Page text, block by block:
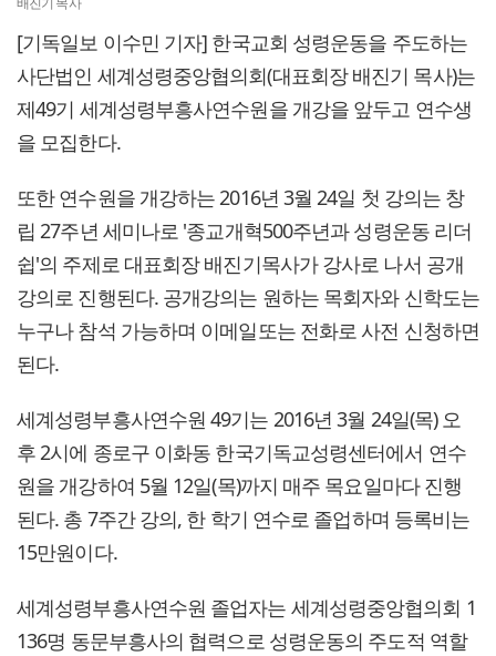
[기독일보 이수민 기자] 한국교회 성령운동을 주도하는
사단법인 세계성령중앙협의회(대표회장 배진기 목사)는
제49기 세계성령부흥사연수원을 개강을 앞두고 연수생
을 모집한다.
또한 연수원을 개강하는 2016년 3월 24일 첫 강의는 창
립 27주년 세미나로 '종교개혁500주년과 성령운동 리더
쉽'의 주제로 대표회장 배진기목사가 강사로 나서 공개
강의로 진행된다. 공개강의는 원하는 목회자와 신학도는
누구나 참석 가능하며 이메일또는 전화로 사전 신청하면
된다.
세계성령부흥사연수원 49기는 2016년 3월 24일(목) 오
후 2시에 종로구 이화동 한국기독교성령센터에서 연수
원을 개강하여 5월 12일(목)까지 매주 목요일마다 진행
된다. 총 7주간 강의, 한 학기 연수로 졸업하며 등록비는
15만원이다.
세계성령부흥사연수원 졸업자는 세계성령중앙협의회 1
136명 동문부흥사의 협력으로 성령운동의 주도적 역할